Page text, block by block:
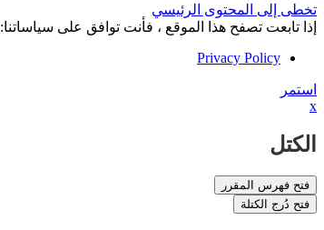
تخطى إلى المحتوى الرئيسي
إذا تابعت تصفح هذا الموقع ، فأنت توافق على سياساتنا:
Privacy Policy
استمر
x
الكتل
فتح فهرس المقرر
فتح دُرج الكتلة